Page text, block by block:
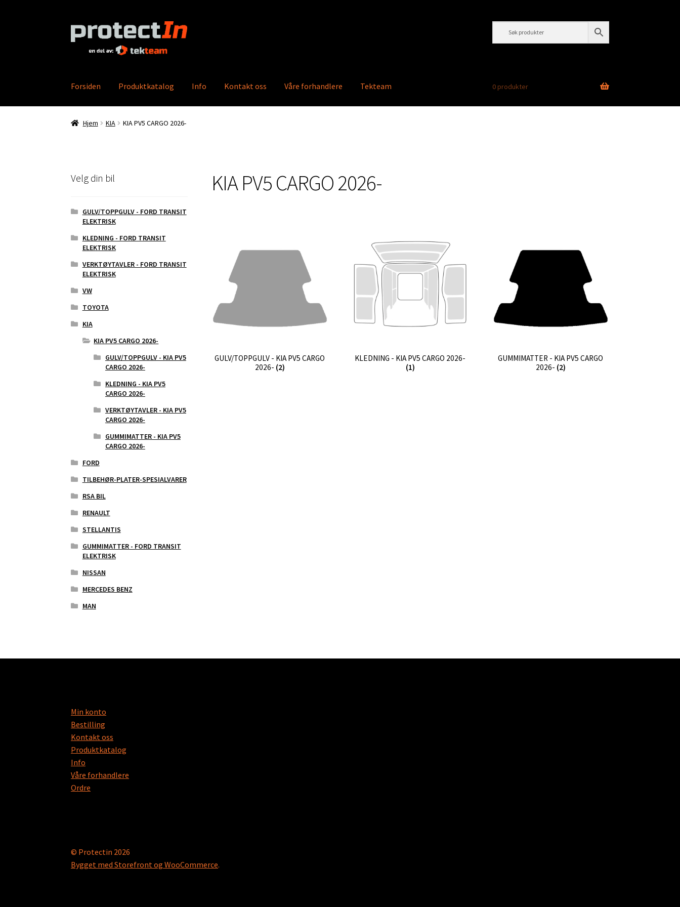
Hopp
til
navigasjon
Hopp
til
innhold
Forsiden Produktkatalog Info Kontakt oss Våre forhandlere Tekteam
Hjem Min konto BestillingKontakt oss
0 produkter
Hjem KIA KIA PV5 CARGO 2026-
KIA PV5 CARGO 2026-
GULV/TOPPGULV - KIA PV5 CARGO
2026- (2)
KLEDNING - KIA PV5 CARGO 2026-
(1)
GUMMIMATTER - KIA PV5 CARGO
2026- (2)
Velg din bil
GULV/TOPPGULV - FORD TRANSIT
ELEKTRISK
KLEDNING - FORD TRANSIT
ELEKTRISK
VERKTØYTAVLER - FORD TRANSIT
ELEKTRISK
VW
TOYOTA
KIA
KIA PV5 CARGO 2026-
GULV/TOPPGULV - KIA PV5
CARGO 2026-
KLEDNING - KIA PV5
CARGO 2026-
VERKTØYTAVLER - KIA PV5
CARGO 2026-
GUMMIMATTER - KIA PV5
CARGO 2026-
FORD
TILBEHØR-PLATER-SPESIALVARER
RSA BIL
RENAULT
STELLANTIS
GUMMIMATTER - FORD TRANSIT
ELEKTRISK
NISSAN
MERCEDES BENZ
MAN
Min konto
Bestilling
Kontakt oss
Produktkatalog
Info
Våre forhandlere
Ordre
© Protectin 2026
Bygget med Storefront og WooCommerce.